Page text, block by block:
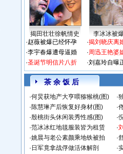
揭田壮壮徐帆情史 李冰冰被
·赵薇被爆已经怀孕
·李宇春爆遭母逼婚
·圣诞节明信片八折
·揭刘晓庆离
·周迅王艳婆
·刘嘉玲自曝
茶 余 饭 后
·何炅获地产大亨喂猕猴桃(图) ·
·陈慧琳产后恢复好身材(图) ·
·殷桃街头休闲装秀性感(图) ·
·范冰冰红地毯服装皆为租赁 ·
·姚晨与老公素颜乘地铁被拍 ·
· 日军竟拿战俘做活体解剖 ·